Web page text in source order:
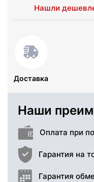
Нашли
Доставка
Наши
Оплата при
Гарантия на
Гарантия